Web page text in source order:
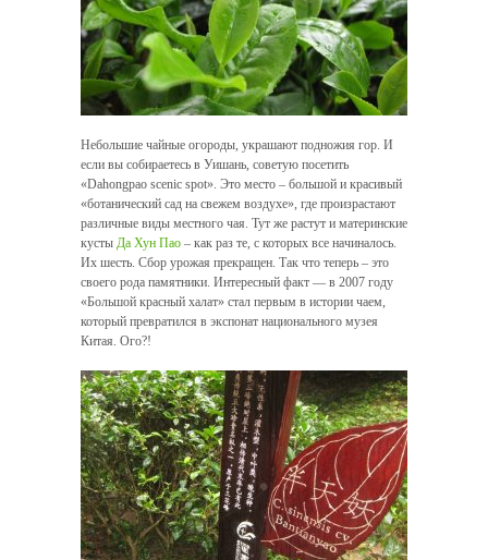
Небольшие чайные огороды, украшают подножия гор. И
если вы собираетесь в Уишань, советую посетить
«Dahongpao scenic spot». Это место – большой и красивый
«ботанический сад на свежем воздухе», где произрастают
различные виды местного чая. Тут же растут и материнские
кусты Да Хун Пао – как раз те, с которых все начиналось.
Их шесть. Сбор урожая прекращен. Так что теперь – это
своего рода памятники. Интересный факт — в 2007 году
«Большой красный халат» стал первым в истории чаем,
который превратился в экспонат национального музея
Китая. Ого?!